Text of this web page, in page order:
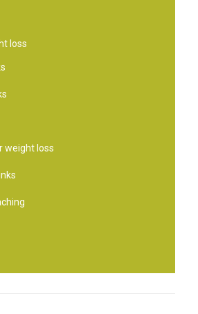
loss
weight loss